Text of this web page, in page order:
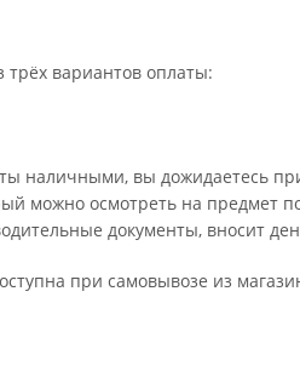
вариантов оплаты:
наличными, вы дожидаетесь
можно осмотреть на предмет
документы, вносит
при самовывозе из